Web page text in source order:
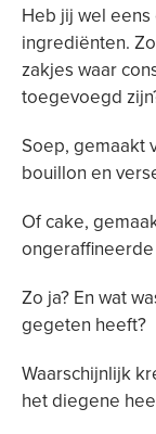
Heb jij wel
ingrediënten.
zakjes waar
toegevoegd
Soep, gemaakt
bouillon en
Of cake,
Zo ja? En wat
gegeten heeft?
Waarschijnlijk
het diegene